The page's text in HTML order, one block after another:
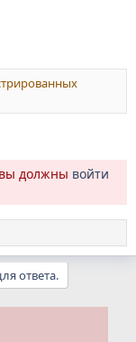
должны войти
ответа.